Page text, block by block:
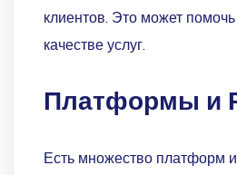
клиентов. Это может
качестве услуг.
Платформы и
Есть множество платформ